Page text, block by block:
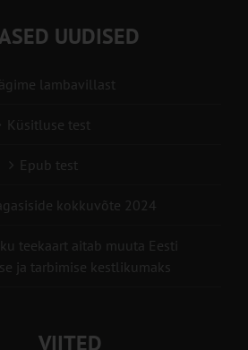
UUDISED
lambavillast
Küsitluse test
Epub test
kokkuvõte 2024
teekaart aitab muuta Eesti
ja tarbimise kestlikumaks
VIITED